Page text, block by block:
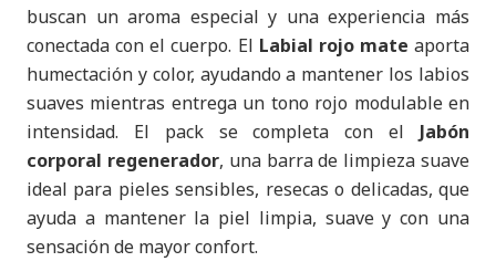
buscan un aroma especial y una experiencia más
conectada con el cuerpo. El Labial rojo mate aporta
humectación y color, ayudando a mantener los labios
suaves mientras entrega un tono rojo modulable en
intensidad. El pack se completa con el Jabón
corporal regenerador, una barra de limpieza suave
ideal para pieles sensibles, resecas o delicadas, que
ayuda a mantener la piel limpia, suave y con una
sensación de mayor confort.